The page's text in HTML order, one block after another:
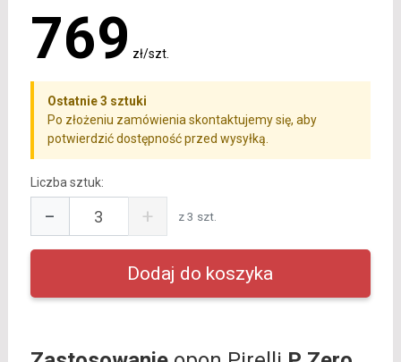
769 zł/szt.
Ostatnie 3 sztuki
Po złożeniu zamówienia skontaktujemy się, aby
potwierdzić dostępność przed wysyłką.
Liczba sztuk:
− + z 3 szt.